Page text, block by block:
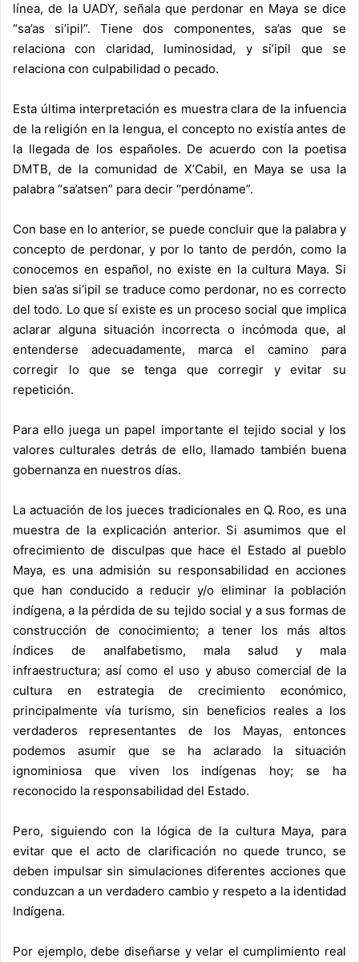
línea, de la UADY, señala que perdonar en Maya se dice
“sa’as si’ipil”. Tiene dos componentes, sa’as que se
relaciona con claridad, luminosidad, y si’ipil que se
relaciona con culpabilidad o pecado.
Esta última interpretación es muestra clara de la infuencia
de la religión en la lengua, el concepto no existía antes de
la llegada de los españoles. De acuerdo con la poetisa
DMTB, de la comunidad de X’Cabil, en Maya se usa la
palabra “sa’atsen” para decir “perdóname”.
Con base en lo anterior, se puede concluir que la palabra y
concepto de perdonar, y por lo tanto de perdón, como la
conocemos en español, no existe en la cultura Maya. Si
bien sa’as si’ipil se traduce como perdonar, no es correcto
del todo. Lo que sí existe es un proceso social que implica
aclarar alguna situación incorrecta o incómoda que, al
entenderse adecuadamente, marca el camino para
corregir lo que se tenga que corregir y evitar su
repetición.
Para ello juega un papel importante el tejido social y los
valores culturales detrás de ello, llamado también buena
gobernanza en nuestros días.
La actuación de los jueces tradicionales en Q. Roo, es una
muestra de la explicación anterior. Si asumimos que el
ofrecimiento de disculpas que hace el Estado al pueblo
Maya, es una admisión su responsabilidad en acciones
que han conducido a reducir y/o eliminar la población
indígena, a la pérdida de su tejido social y a sus formas de
construcción de conocimiento; a tener los más altos
índices de analfabetismo, mala salud y mala
infraestructura; así como el uso y abuso comercial de la
cultura en estrategia de crecimiento económico,
principalmente vía turismo, sin beneficios reales a los
verdaderos representantes de los Mayas, entonces
podemos asumir que se ha aclarado la situación
ignominiosa que viven los indígenas hoy; se ha
reconocido la responsabilidad del Estado.
Pero, siguiendo con la lógica de la cultura Maya, para
evitar que el acto de clarificación no quede trunco, se
deben impulsar sin simulaciones diferentes acciones que
conduzcan a un verdadero cambio y respeto a la identidad
Indígena.
Por ejemplo, debe diseñarse y velar el cumplimiento real